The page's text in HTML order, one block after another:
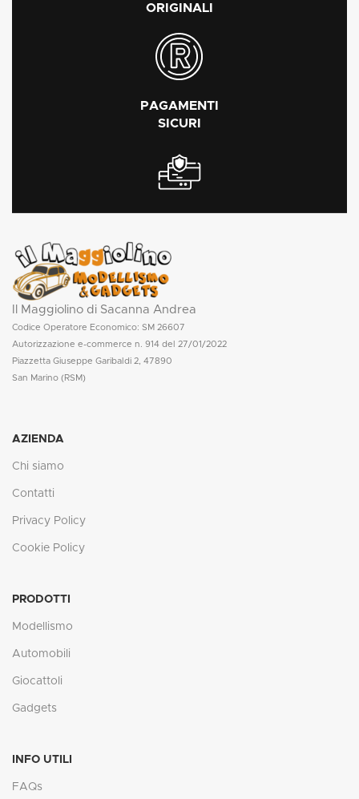
ORIGINALI
PAGAMENTI
SICURI
Il Maggiolino di Sacanna Andrea
Codice Operatore Economico: SM 26607
Autorizzazione e-commerce n. 914 del 27/01/2022
Piazzetta Giuseppe Garibaldi 2, 47890
San Marino (RSM)
AZIENDA
Chi siamo
Contatti
Privacy Policy
Cookie Policy
PRODOTTI
Modellismo
Automobili
Giocattoli
Gadgets
INFO UTILI
FAQs